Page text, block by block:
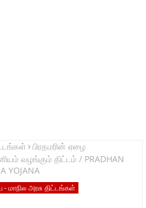
பிரதமரின் ஏழை
வழங்கும் திட்டம் / PRADHAN
YOJANA
- மாநில அரசு திட்டங்கள்